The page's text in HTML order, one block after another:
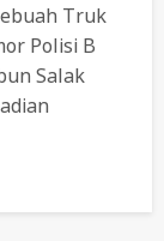
Truk
Polisi B
Salak